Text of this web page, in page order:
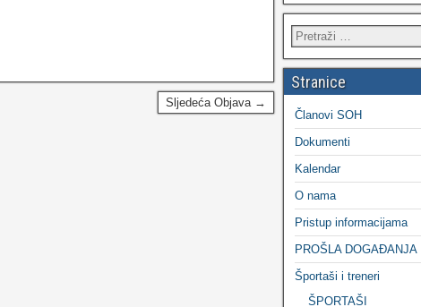
Sljedeća Objava →
Stranice
Članovi SOH
Dokumenti
Kalendar
O nama
Pristup informacijama
PROŠLA DOGAĐANJA
Športaši i treneri
ŠPORTAŠI